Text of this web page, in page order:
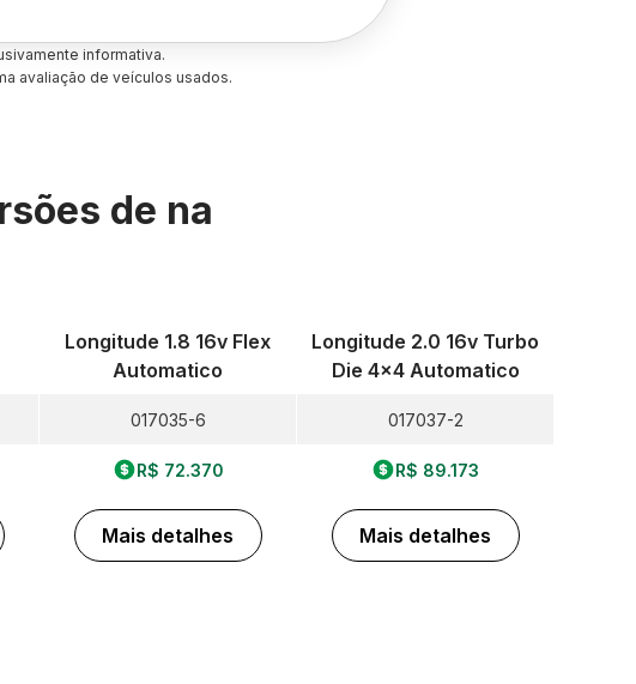
informativa.
avaliação de veículos usados.
de na
Longitude 1.8 16v Flex
Automatico
017035-6
R$ 72.370
Mais detalhes
Longitude 2.0 16v Turbo
Die 4x4 Automatico
017037-2
R$ 89.173
Mais detalhes